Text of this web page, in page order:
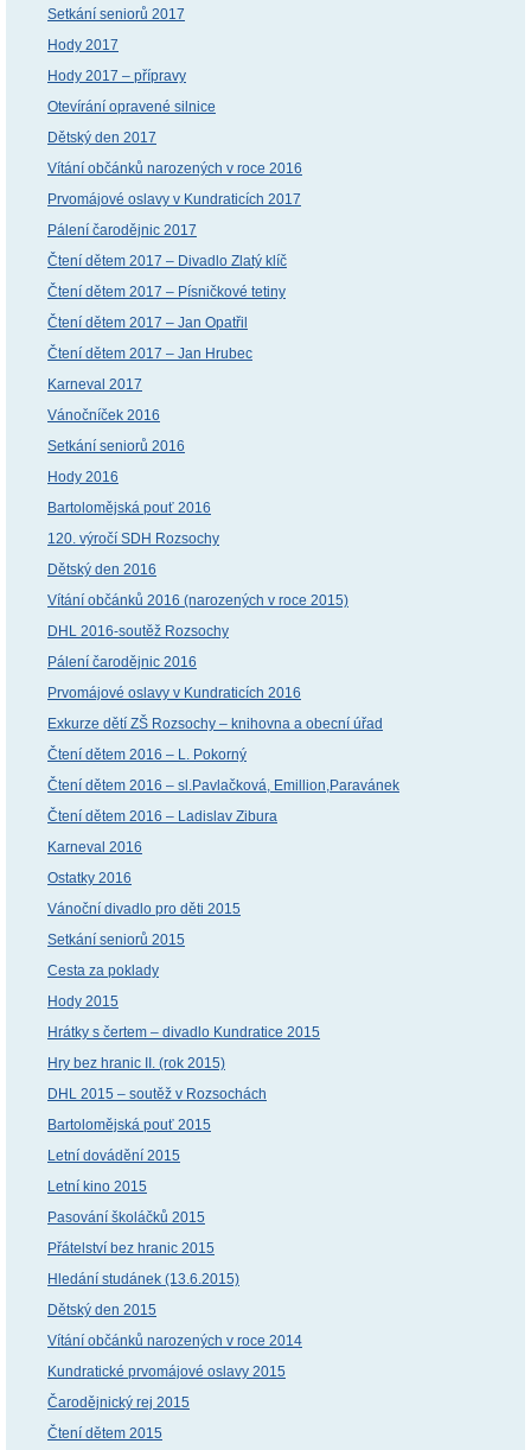
Setkání seniorů 2017
Hody 2017
Hody 2017 – přípravy
Otevírání opravené silnice
Dětský den 2017
Vítání občánků narozených v roce 2016
Prvomájové oslavy v Kundraticích 2017
Pálení čarodějnic 2017
Čtení dětem 2017 – Divadlo Zlatý klíč
Čtení dětem 2017 – Písničkové tetiny
Čtení dětem 2017 – Jan Opatřil
Čtení dětem 2017 – Jan Hrubec
Karneval 2017
Vánočníček 2016
Setkání seniorů 2016
Hody 2016
Bartolomějská pouť 2016
120. výročí SDH Rozsochy
Dětský den 2016
Vítání občánků 2016 (narozených v roce 2015)
DHL 2016-soutěž Rozsochy
Pálení čarodějnic 2016
Prvomájové oslavy v Kundraticích 2016
Exkurze dětí ZŠ Rozsochy – knihovna a obecní úřad
Čtení dětem 2016 – L. Pokorný
Čtení dětem 2016 – sl.Pavlačková, Emillion,Paravánek
Čtení dětem 2016 – Ladislav Zibura
Karneval 2016
Ostatky 2016
Vánoční divadlo pro děti 2015
Setkání seniorů 2015
Cesta za poklady
Hody 2015
Hrátky s čertem – divadlo Kundratice 2015
Hry bez hranic II. (rok 2015)
DHL 2015 – soutěž v Rozsochách
Bartolomějská pouť 2015
Letní dovádění 2015
Letní kino 2015
Pasování školáčků 2015
Přátelství bez hranic 2015
Hledání studánek (13.6.2015)
Dětský den 2015
Vítání občánků narozených v roce 2014
Kundratické prvomájové oslavy 2015
Čarodějnický rej 2015
Čtení dětem 2015